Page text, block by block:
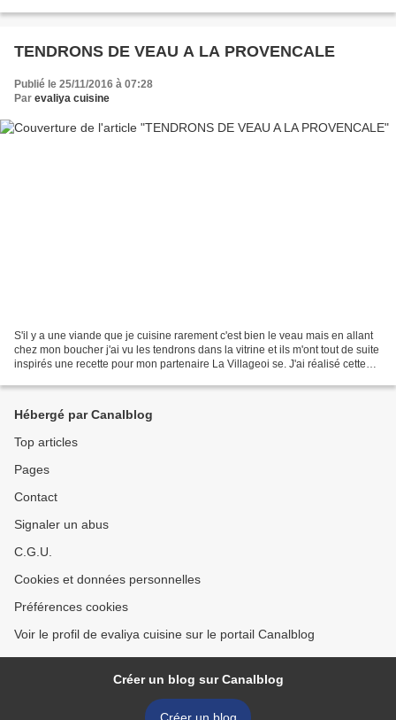
TENDRONS DE VEAU A LA PROVENCALE
Publié le 25/11/2016 à 07:28
Par evaliya cuisine
S'il y a une viande que je cuisine rarement c'est bien le veau mais en allant
chez mon boucher j'ai vu les tendrons dans la vitrine et ils m'ont tout de suite
inspirés une recette pour mon partenaire La Villageoi se. J'ai réalisé cette
Hébergé par Canalblog
Top articles
Pages
Contact
Signaler un abus
C.G.U.
Cookies et données personnelles
Préférences cookies
Voir le profil de evaliya cuisine sur le portail Canalblog
Créer un blog sur Canalblog